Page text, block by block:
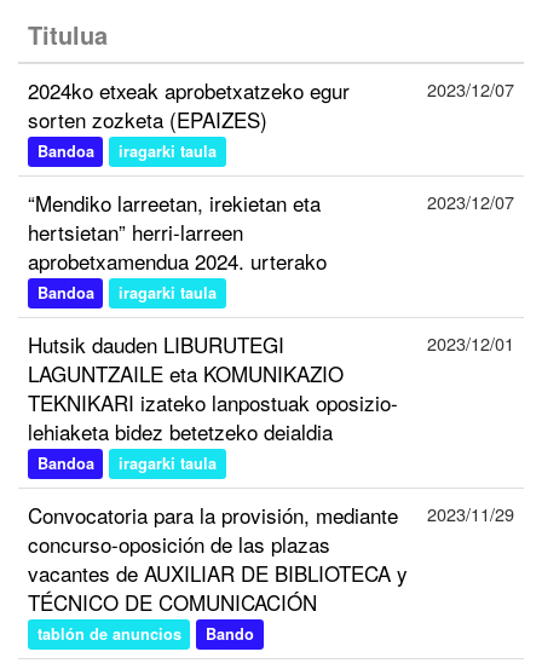
Titulua
2024ko etxeak aprobetxatzeko egur
sorten zozketa (EPAIZES)
Bandoa iragarki taula
2023/12/07
“Mendiko larreetan, irekietan eta
hertsietan” herri-larreen
aprobetxamendua 2024. urterako
Bandoa iragarki taula
2023/12/07
Hutsik dauden LIBURUTEGI
LAGUNTZAILE eta KOMUNIKAZIO
TEKNIKARI izateko lanpostuak oposizio-
lehiaketa bidez betetzeko deialdia
Bandoa iragarki taula
2023/12/01
Convocatoria para la provisión, mediante
concurso-oposición de las plazas
vacantes de AUXILIAR DE BIBLIOTECA y
TÉCNICO DE COMUNICACIÓN
tablón de anuncios Bando
2023/11/29